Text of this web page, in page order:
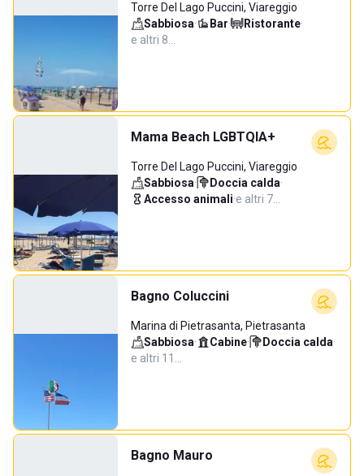
Torre Del Lago Puccini, Viareggio
Sabbiosa· Bar· Ristorante·
e altri 8…
Mama Beach LGBTQIA+
Torre Del Lago Puccini, Viareggio
Sabbiosa· Doccia calda·
Accesso animali·e altri 7…
Bagno Coluccini
Marina di Pietrasanta, Pietrasanta
Sabbiosa· Cabine· Doccia calda·
e altri 11…
Bagno Mauro